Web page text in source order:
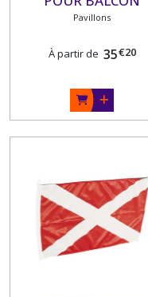
Pavillons
À partir de 35€20